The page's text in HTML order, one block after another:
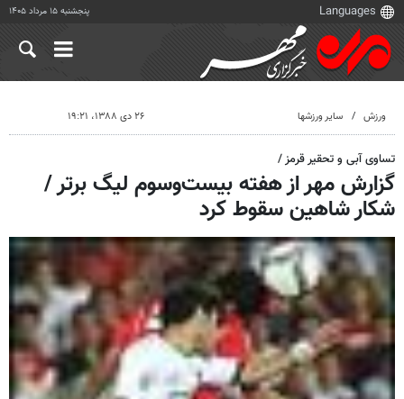
پنجشنبه ۱۵ مرداد ۱۴۰۵
ورزش سایر ورزشها ۲۶ دی ۱۳۸۸، ۱۹:۲۱
تساوی آبی و تحقیر قرمز /
گزارش مهر از هفته بیست‌وسوم لیگ برتر /
شکار شاهین سقوط کرد